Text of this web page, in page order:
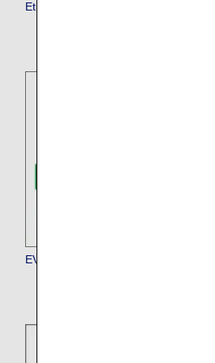
Ethiopian Airlines
EVA Air